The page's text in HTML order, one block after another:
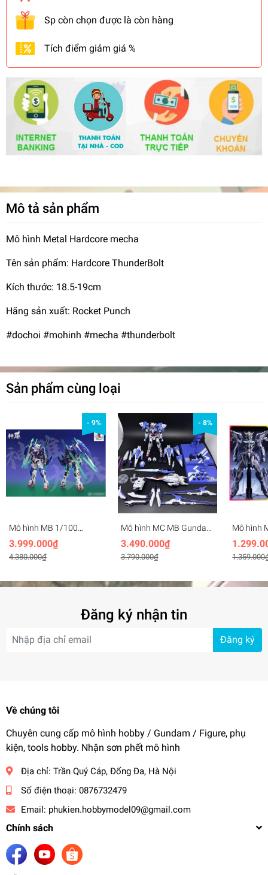
Sp còn chọn được là còn hàng
Tích điểm giảm giá %
Mô tả sản phẩm
Mô hình Metal Hardcore mecha
Tên sản phẩm: Hardcore ThunderBolt
Kích thước: 18.5-19cm
Hãng sản xuất: Rocket Punch
#dochoi #mohinh #mecha #thunderbolt
Sản phẩm cùng loại
- 9%
Mô hình MB 1/100
Gundam Exia Repair R4 -
Metal Build MC (Hàng
order, inbox)
3.999.000₫
4.380.000₫
- 8%
Mô hình MC MB Gundam
00R, XN pack, 7s Raiser
Seven Sword Kanetake
Ebikawa ver Metal Build
3.490.000₫
3.790.000₫
Mô hình
TG02
frame
Đăng ký nhận tin
Đăng ký
Về chúng tôi
Chuyên cung cấp mô hình hobby / Gundam / Figure, phụ
kiện, tools hobby. Nhận sơn phết mô hình
Địa chỉ: Trần Quý Cáp, Đống Đa, Hà Nội
Số điện thoại: 0876732479
Email: phukien.hobbymodel09@gmail.com
Chính sách